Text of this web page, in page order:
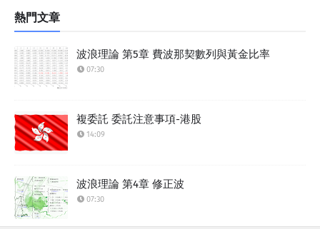
熱門文章
波浪理論 第5章 費波那契數列與黃金比率
07:30
複委託 委託注意事項-港股
14:09
波浪理論 第4章 修正波
07:30